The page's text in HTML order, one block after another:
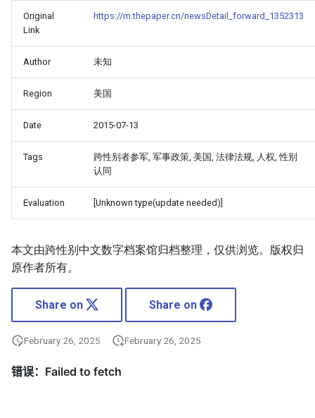
Original
Link
https://m.thepaper.cn/newsDetail_forward_1352313
Author 未知
Region 美国
Date 2015-07-13
Tags
跨性别者参军, 军事政策, 美国, 法律法规, 人权, 性别
认同
Evaluation [Unknown type(update needed)]
本文由跨性别中文数字档案馆归档整理，仅供浏览。版权归
原作者所有。
Share on Share on
February 26, 2025 February 26, 2025